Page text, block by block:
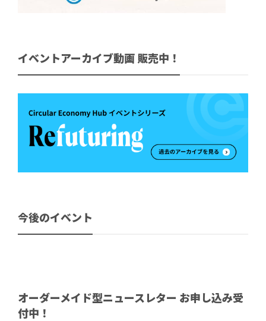
イベントアーカイブ動画 販売中！
今後のイベント
オーダーメイド型ニュースレター お申し込み受
付中！